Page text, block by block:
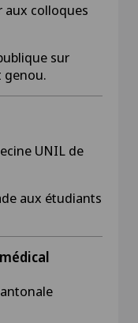
aux colloques
sur
genou.
UNIL de
aux étudiants